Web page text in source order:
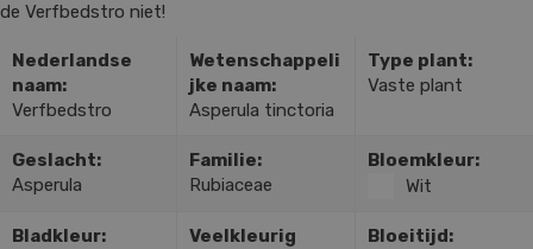
de Verfbedstro niet!
Nederlandse
naam:
Verfbedstro
Wetenschappeli
jke naam:
Asperula tinctoria
Type plant:
Vaste plant
Geslacht:
Asperula
Familie:
Rubiaceae
Bloemkleur:
Wit
Bladkleur:
Veelkleurig
Bloeitijd: